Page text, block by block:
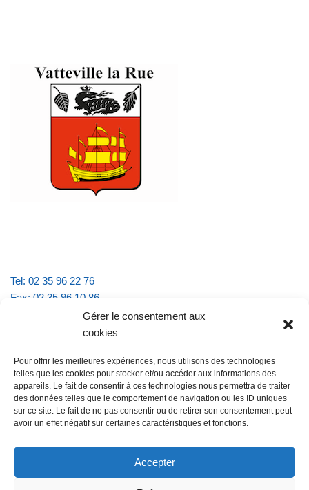
Gérer le consentement aux
cookies
Pour offrir les meilleures expériences, nous utilisons des technologies
telles que les cookies pour stocker et/ou accéder aux informations des
appareils. Le fait de consentir à ces technologies nous permettra de traiter
des données telles que le comportement de navigation ou les ID uniques
sur ce site. Le fait de ne pas consentir ou de retirer son consentement peut
avoir un effet négatif sur certaines caractéristiques et fonctions.
Accepter
Tel: 02 35 96 22 76
Fax: 02 35 96 10 86
Email : mairie.vattevillelarue@wanadoo.fr
lundi et jeudi de 9h à 11h30
mardi et vendredi de 16h à 18h30